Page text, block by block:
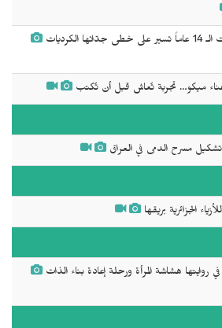
الكرديات
ميكو… تجربة تُعاش قبل أن تُكتب
مسرح الدمى في العراق
الجزائرية بريقها
روايتها هشاشة المرأة ورحلة إعادة بناء الذات